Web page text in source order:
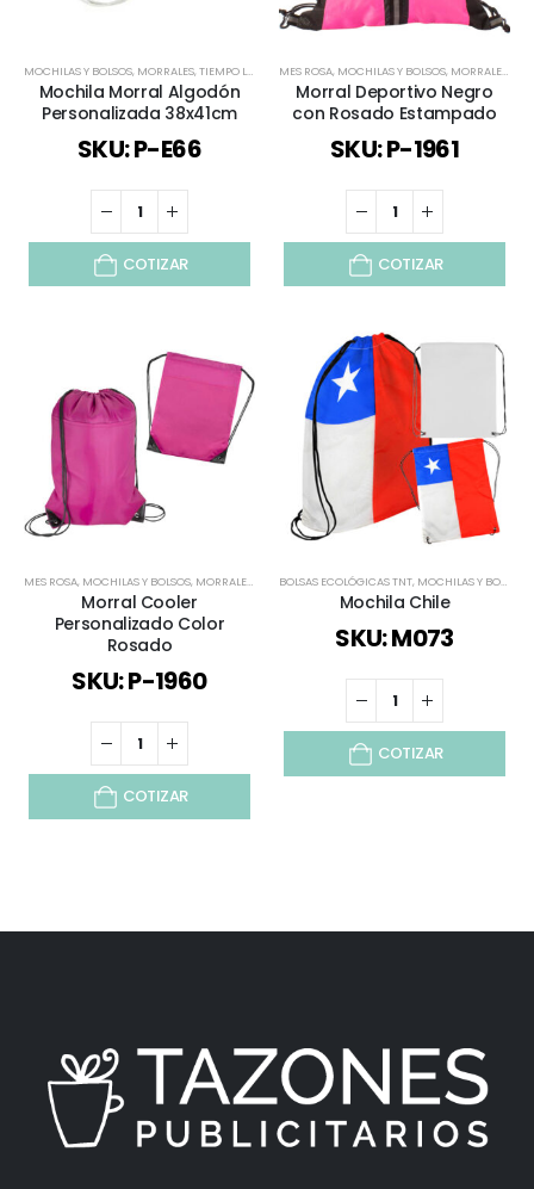
MOCHILAS Y BOLSOS, MORRALES,TIEMPO LIBRE / OUTDOOR ,TODOS,VERANO
Mochila Morral Algodón
Personalizada 38x41cm
SKU: P-E66
COTIZAR
MES ROSA, MOCHILAS Y BOLSOS, MORRALES
Morral Deportivo Negro
con Rosado Estampado
SKU: P-1961
COTIZAR
MES ROSA, MOCHILAS Y BOLSOS, MORRALES TODOS
Morral Cooler
Personalizado Color
Rosado
SKU: P-1960
COTIZAR
BOLSAS ECOLÓGICAS TNT, MOCHILAS Y BOLSOS
Mochila Chile
SKU: M073
COTIZAR